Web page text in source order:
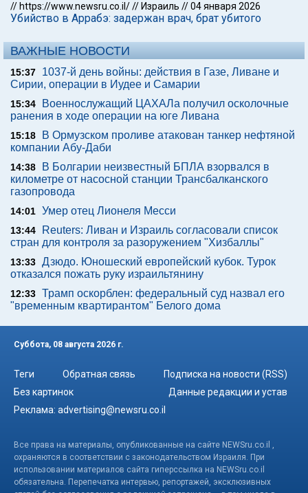
// https://www.newsru.co.il/// Израиль //04 января 2026
Убийство в Аррабэ: задержан врач, брат убитого
ВАЖНЫЕ НОВОСТИ
15:37
1037-й день войны: действия в Газе, Ливане и
Сирии, операции в Иудее и Самарии
15:34
Военнослужащий ЦАХАЛа получил осколочные
ранения в ходе операции на юге Ливана
15:18
В Ормузском проливе атакован танкер нефтяной
компании Абу-Даби
14:38
В Болгарии неизвестный БПЛА взорвался в
километре от насосной станции Трансбалканского
газопровода
14:01 Умер отец Лионеля Месси
13:44
Reuters: Ливан и Израиль согласовали список
стран для контроля за разоружением "Хизбаллы"
13:33 Дзюдо. Юношеский европейский кубок. Турок
отказался пожать руку израильтянину
12:33 Трамп оскорблен: федеральный суд назвал его
"временным квартирантом" Белого дома
Суббота, 08 августа 2026 г.
Теги Обратная связь
Подписка на новости (RSS)
Без картинок
Данные редакции и устав
Реклама: advertising@newsru.co.il
Все права на материалы, опубликованные на сайте NEWSru.co.il ,
охраняются в соответствии с законодательством Израиля. При
использовании материалов сайта гиперссылка на NEWSru.co.il
обязательна. Перепечатка интервью, репортажей, эксклюзивных